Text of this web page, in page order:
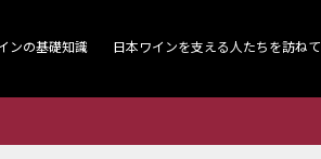
ンの基礎知識 日本ワインを支える人たちを訪ねて